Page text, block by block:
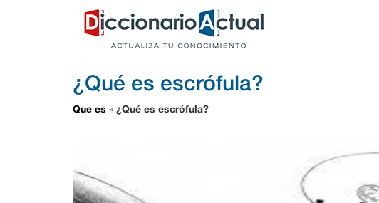
¿Qué es escrófula?
Que es » ¿Qué es escrófula?